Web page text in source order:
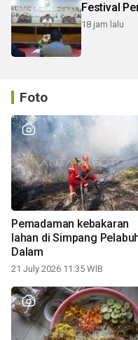
Festival
18 jam lalu
Foto
Pemadaman kebakaran
lahan di Simpang
Dalam
21 July 2026 11:35 WIB